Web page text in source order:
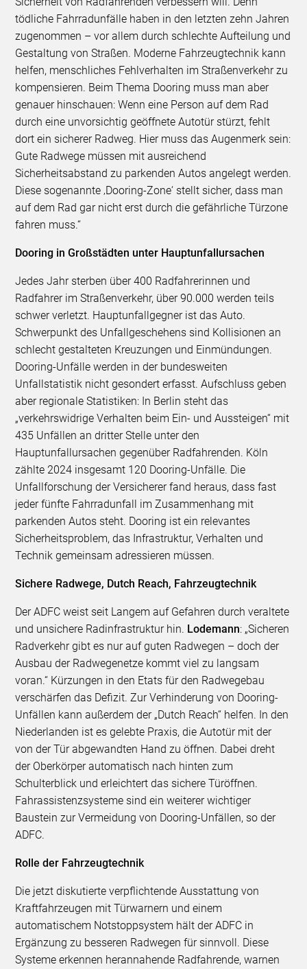
tödliche Fahrradunfälle haben in den letzten zehn Jahren
zugenommen – vor allem durch schlechte Aufteilung und
Gestaltung von Straßen. Moderne Fahrzeugtechnik kann
helfen, menschliches Fehlverhalten im Straßenverkehr zu
kompensieren. Beim Thema Dooring muss man aber
genauer hinschauen: Wenn eine Person auf dem Rad
durch eine unvorsichtig geöffnete Autotür stürzt, fehlt
dort ein sicherer Radweg. Hier muss das Augenmerk sein:
Gute Radwege müssen mit ausreichend
Sicherheitsabstand zu parkenden Autos angelegt werden.
Diese sogenannte ‚Dooring-Zone‘ stellt sicher, dass man
auf dem Rad gar nicht erst durch die gefährliche Türzone
fahren muss.“
Dooring in Großstädten unter Hauptunfallursachen
Jedes Jahr sterben über 400 Radfahrerinnen und
Radfahrer im Straßenverkehr, über 90.000 werden teils
schwer verletzt. Hauptunfallgegner ist das Auto.
Schwerpunkt des Unfallgeschehens sind Kollisionen an
schlecht gestalteten Kreuzungen und Einmündungen.
Dooring-Unfälle werden in der bundesweiten
Unfallstatistik nicht gesondert erfasst. Aufschluss geben
aber regionale Statistiken: In Berlin steht das
„verkehrswidrige Verhalten beim Ein- und Aussteigen“ mit
435 Unfällen an dritter Stelle unter den
Hauptunfallursachen gegenüber Radfahrenden. Köln
zählte 2024 insgesamt 120 Dooring-Unfälle. Die
Unfallforschung der Versicherer fand heraus, dass fast
jeder fünfte Fahrradunfall im Zusammenhang mit
parkenden Autos steht. Dooring ist ein relevantes
Sicherheitsproblem, das Infrastruktur, Verhalten und
Technik gemeinsam adressieren müssen.
Sichere Radwege, Dutch Reach, Fahrzeugtechnik
Der ADFC weist seit Langem auf Gefahren durch veraltete
und unsichere Radinfrastruktur hin. Lodemann: „Sicheren
Radverkehr gibt es nur auf guten Radwegen – doch der
Ausbau der Radwegenetze kommt viel zu langsam
voran.“ Kürzungen in den Etats für den Radwegebau
verschärfen das Defizit. Zur Verhinderung von Dooring-
Unfällen kann außerdem der „Dutch Reach“ helfen. In den
Niederlanden ist es gelebte Praxis, die Autotür mit der
von der Tür abgewandten Hand zu öffnen. Dabei dreht
der Oberkörper automatisch nach hinten zum
Schulterblick und erleichtert das sichere Türöffnen.
Fahrassistenzsysteme sind ein weiterer wichtiger
Baustein zur Vermeidung von Dooring-Unfällen, so der
ADFC.
Rolle der Fahrzeugtechnik
Die jetzt diskutierte verpflichtende Ausstattung von
Kraftfahrzeugen mit Türwarnern und einem
automatischem Notstoppsystem hält der ADFC in
Ergänzung zu besseren Radwegen für sinnvoll. Diese
Systeme erkennen herannahende Radfahrende, warnen